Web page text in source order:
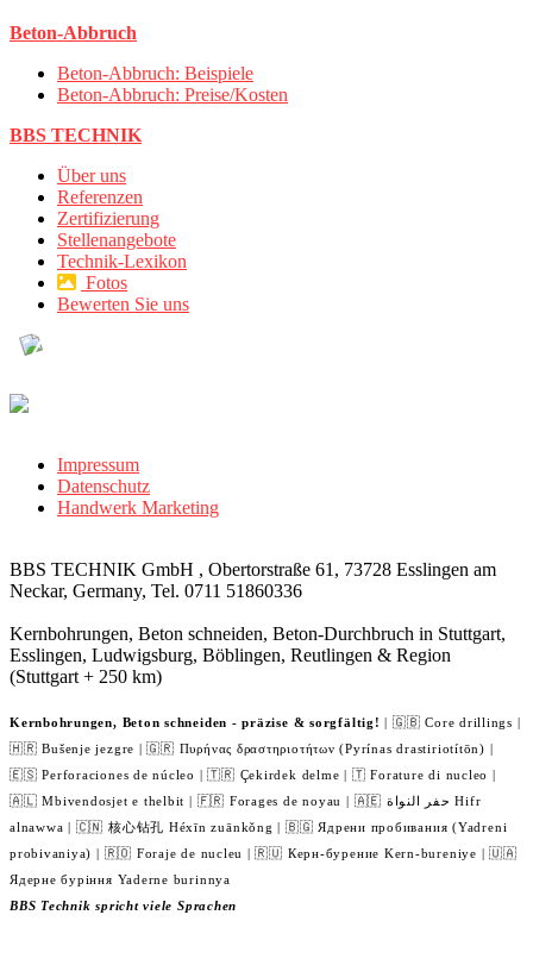
Beton-Abbruch
Beton-Abbruch: Beispiele
Beton-Abbruch: Preise/Kosten
BBS TECHNIK
Über uns
Referenzen
Zertifizierung
Stellenangebote
Technik-Lexikon
Fotos
Bewerten Sie uns
Impressum
Datenschutz
Handwerk Marketing
BBS TECHNIK GmbH , Obertorstraße 61, 73728 Esslingen am
Neckar, Germany, Tel. 0711 51860336
Kernbohrungen, Beton schneiden, Beton-Durchbruch in Stuttgart,
Esslingen, Ludwigsburg, Böblingen, Reutlingen & Region
(Stuttgart + 250 km)
Kernbohrungen, Beton schneiden - präzise & sorgfältig! | 🇬🇧 Core drillings |
🇭🇷 Bušenje jezgre | 🇬🇷 Πυρήνας δραστηριοτήτων (Pyrínas drastiriotítōn) |
🇪🇸 Perforaciones de núcleo | 🇹🇷 Çekirdek delme | 🇹 Forature di nucleo |
🇦🇱 Mbivendosjet e thelbit | 🇫🇷 Forages de noyau | 🇦🇪 حفر النواة Hifr
alnawwa | 🇨🇳 核心钻孔 Héxīn zuānkǒng | 🇧🇬 Ядрени пробивания (Yadreni
probivaniya) | 🇷🇴 Foraje de nucleu | 🇷🇺 Керн-бурение Kern-bureniye | 🇺🇦
Ядерне буріння Yaderne burinnya
BBS Technik spricht viele Sprachen